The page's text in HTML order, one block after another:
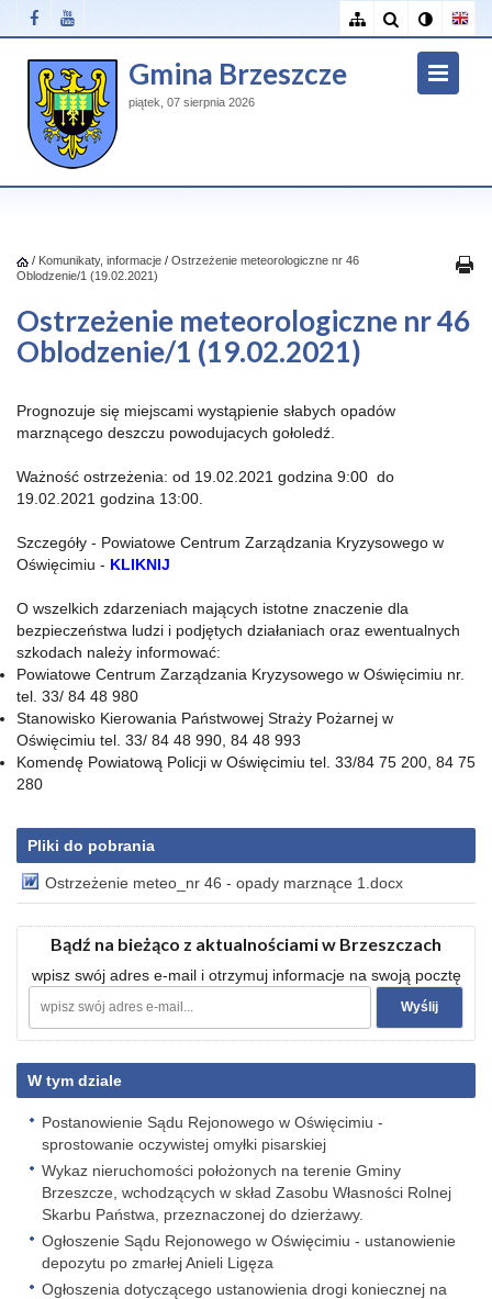
Gmina Brzeszcze
piątek, 07 sierpnia 2026
/ Komunikaty, informacje / Ostrzeżenie meteorologiczne nr 46
Oblodzenie/1 (19.02.2021)
Ostrzeżenie meteorologiczne nr 46
Oblodzenie/1 (19.02.2021)
Prognozuje się miejscami wystąpienie słabych opadów
marznącego deszczu powodujacych gołoledź.
Ważność ostrzeżenia: od 19.02.2021 godzina 9:00 do
19.02.2021 godzina 13:00.
Szczegóły - Powiatowe Centrum Zarządzania Kryzysowego w
Oświęcimiu - KLIKNIJ
O wszelkich zdarzeniach mających istotne znaczenie dla
bezpieczeństwa ludzi i podjętych działaniach oraz ewentualnych
szkodach należy informować:
Powiatowe Centrum Zarządzania Kryzysowego w Oświęcimiu nr.
tel. 33/ 84 48 980
Stanowisko Kierowania Państwowej Straży Pożarnej w
Oświęcimiu tel. 33/ 84 48 990, 84 48 993
Komendę Powiatową Policji w Oświęcimiu tel. 33/84 75 200, 84 75
280
Pliki do pobrania
Ostrzeżenie meteo_nr 46 - opady marznące 1.docx
Bądź na bieżąco z aktualnościami w Brzeszczach
wpisz swój adres e-mail i otrzymuj informacje na swoją pocztę
W tym dziale
Postanowienie Sądu Rejonowego w Oświęcimiu -
sprostowanie oczywistej omyłki pisarskiej
Wykaz nieruchomości położonych na terenie Gminy
Brzeszcze, wchodzących w skład Zasobu Własności Rolnej
Skarbu Państwa, przeznaczonej do dzierżawy.
Ogłoszenie Sądu Rejonowego w Oświęcimiu - ustanowienie
depozytu po zmarłej Anieli Ligęza
Ogłoszenia dotyczącego ustanowienia drogi koniecznej na